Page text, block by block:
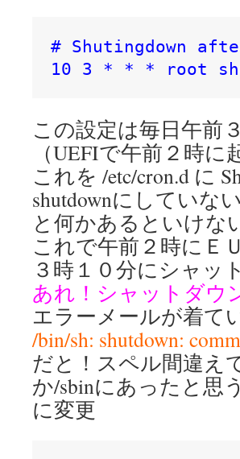
# Shutingdown
10 3 * * * root
この設定は毎日午前
（UEFIで午前２時
これを /etc/cron.d に
shutdownにしていな
と何かあるといけな
これで午前２時にＥ
３時１０分にシャッ
あれ！シャットダウ
エラーメールが着て
/bin/sh: shutdown:
だと！スペル間違え
か/sbinにあったと思
に変更